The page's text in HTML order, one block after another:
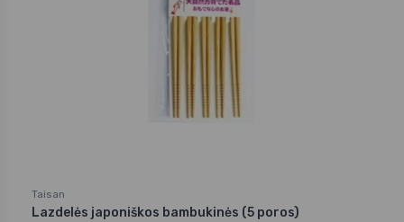
Taisan
Lazdelės japoniškos bambukinės (5 poros)